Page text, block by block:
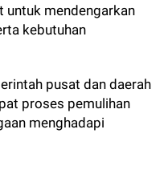
untuk mendengarkan
kebutuhan
pusat dan daerah
proses pemulihan
menghadapi